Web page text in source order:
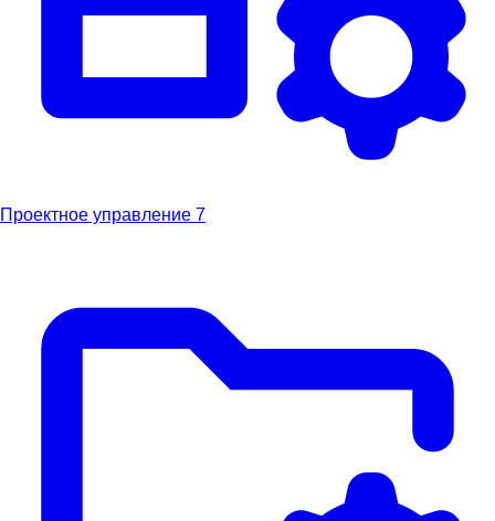
Проектное управление 7